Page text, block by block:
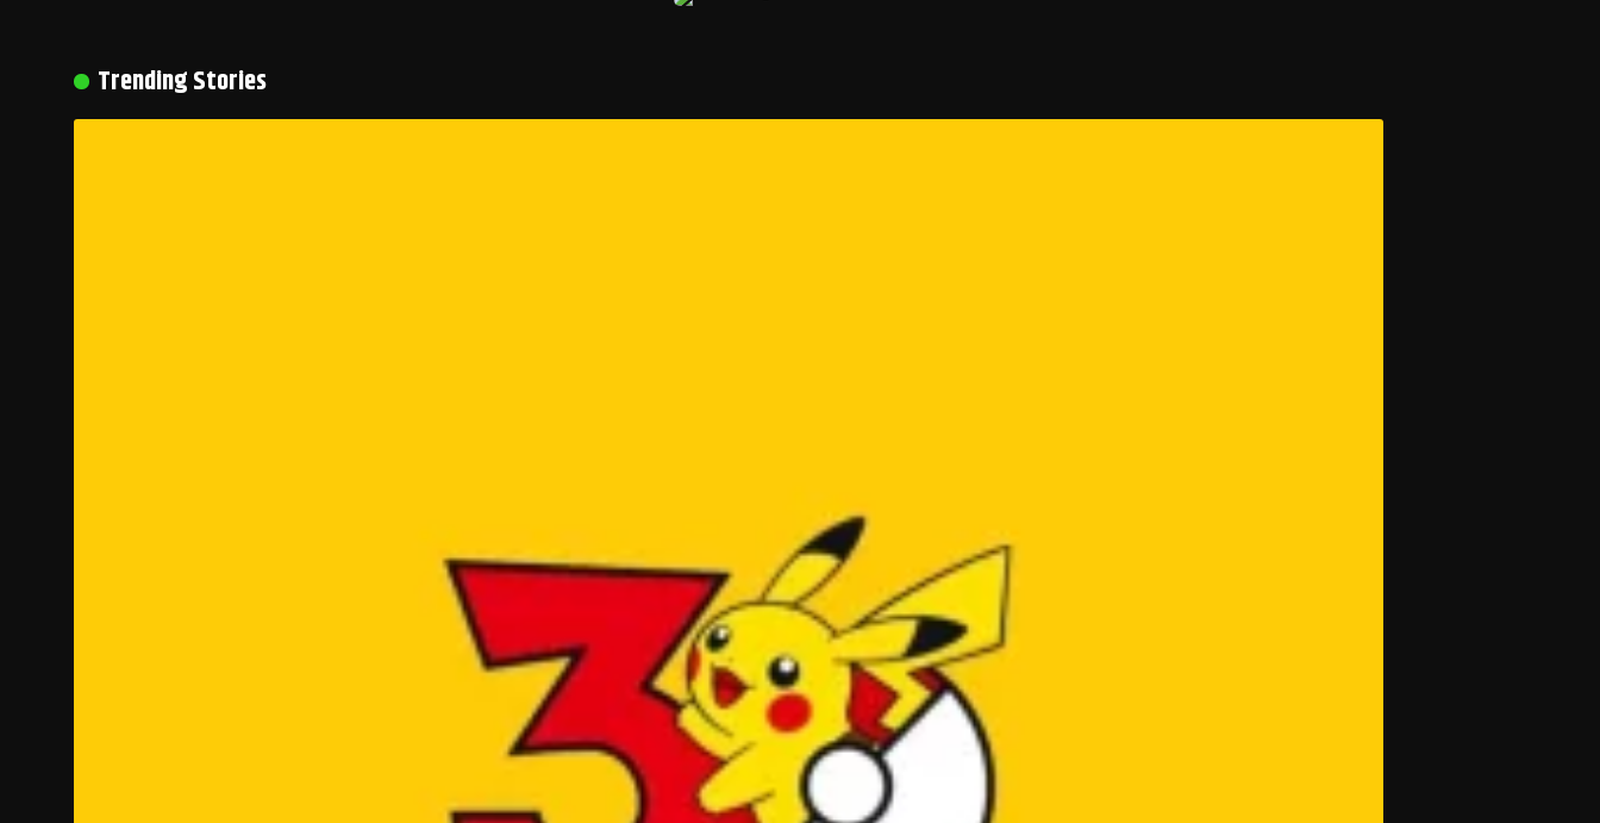
Trending Stories